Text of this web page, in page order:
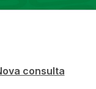
consulta